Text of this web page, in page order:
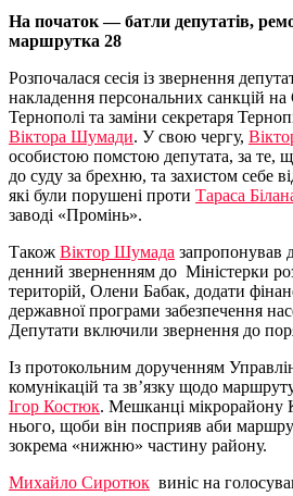
На початок — батли депутатів,
маршрутка 28
Розпочалася сесія із звернення
накладення персональних санкцій на
Тернополі та заміни секретаря
Віктора Шумади. У свою чергу,
особистою помстою депутата, за те,
до суду за брехню, та захистом себе
які були порушені проти Тараса
заводі «Промінь».
Також Віктор Шумада запропонував
денний зверненням до Міністерки
територій, Олени Бабак, додати
державної програми забезпечення
Депутати включили звернення до
Із протокольним дорученням
комунікацій та зв’язку щодо
Ігор Костюк. Мешканці мікрорайону
нього, щоби він посприяв аби
зокрема «нижню» частину району.
Михайло Сиротюк виніс на